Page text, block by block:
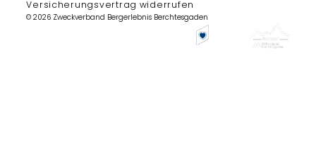
Versicherungsvertrag widerrufen
© 2026 Zweckverband Bergerlebnis Berchtesgaden